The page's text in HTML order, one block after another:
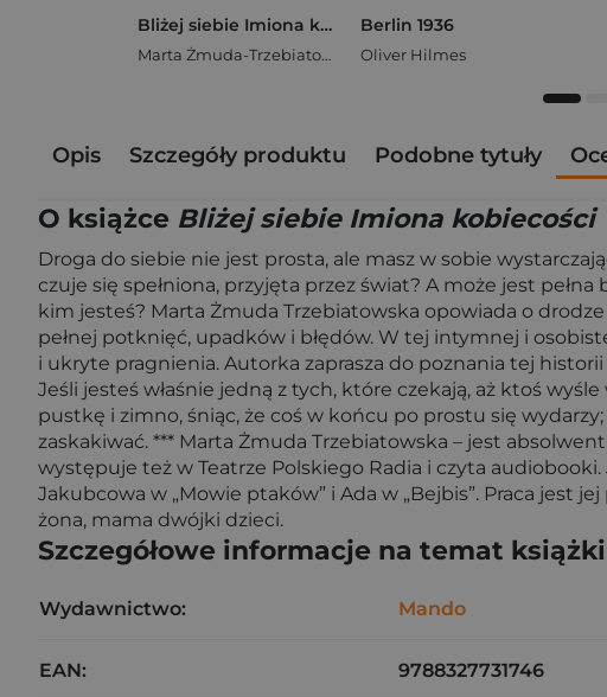
Bliżej siebie Imiona kobiecości
Marta Żmuda-Trzebiatowska
Berlin 1936
Oliver Hilmes
Opis Szczegóły produktu Podobne tytuły
O książce Bliżej siebie Imiona kobiecości
Droga do siebie nie jest prosta, ale masz w sobie
czuje się spełniona, przyjęta przez świat? A może jest
kim jesteś? Marta Żmuda Trzebiatowska opowiada o drodze
pełnej potknięć, upadków i błędów. W tej intymnej i
i ukryte pragnienia. Autorka zaprasza do poznania tej
Jeśli jesteś właśnie jedną z tych, które czekają, aż ktoś
pustkę i zimno, śniąc, że coś w końcu po prostu się
zaskakiwać. *** Marta Żmuda Trzebiatowska – jest
występuje też w Teatrze Polskiego Radia i czyta audiobooki.
Jakubcowa w „Mowie ptaków” i Ada w „Bejbis”. Praca jest
żona, mama dwójki dzieci.
Szczegółowe informacje na temat książki
Wydawnictwo: Mando
EAN: 9788327731746